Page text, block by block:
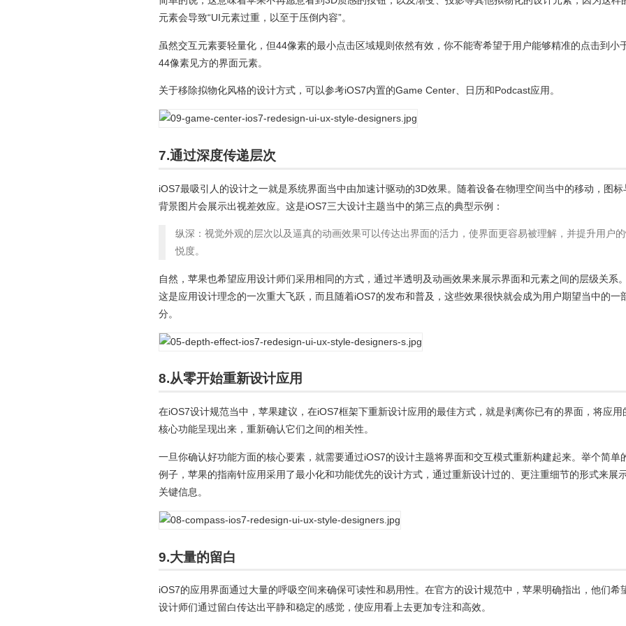
元素会导致“UI元素过重，以至于压倒内容”。
虽然交互元素要轻量化，但44像素的最小点击区域规则依然有效，你不能寄希望于用户能够精准的点击到小
44像素见方的界面元素。
关于移除拟物化风格的设计方式，可以参考iOS7内置的Game Center、日历和Podcast应用。
7.通过深度传递层次
iOS7最吸引人的设计之一就是系统界面当中由加速计驱动的3D效果。随着设备在物理空间当中的移动，图标
背景图片会展示出视差效应。这是iOS7三大设计主题当中的第三点的典型示例：
纵深：视觉外观的层次以及逼真的动画效果可以传达出界面的活力，使界面更容易被理解，并提升用户
悦度。
自然，苹果也希望应用设计师们采用相同的方式，通过半透明及动画效果来展示界面和元素之间的层级关系。
这是应用设计理念的一次重大飞跃，而且随着iOS7的发布和普及，这些效果很快就会成为用户期望当中的一
分。
8.从零开始重新设计应用
在iOS7设计规范当中，苹果建议，在iOS7框架下重新设计应用的最佳方式，就是剥离你已有的界面，将应用
核心功能呈现出来，重新确认它们之间的相关性。
一旦你确认好功能方面的核心要素，就需要通过iOS7的设计主题将界面和交互模式重新构建起来。举个简单
例子，苹果的指南针应用采用了最小化和功能优先的设计方式，通过重新设计过的、更注重细节的形式来展
关键信息。
9.大量的留白
iOS7的应用界面通过大量的呼吸空间来确保可读性和易用性。在官方的设计规范中，苹果明确指出，他们希
设计师们通过留白传达出平静和稳定的感觉，使应用看上去更加专注和高效。